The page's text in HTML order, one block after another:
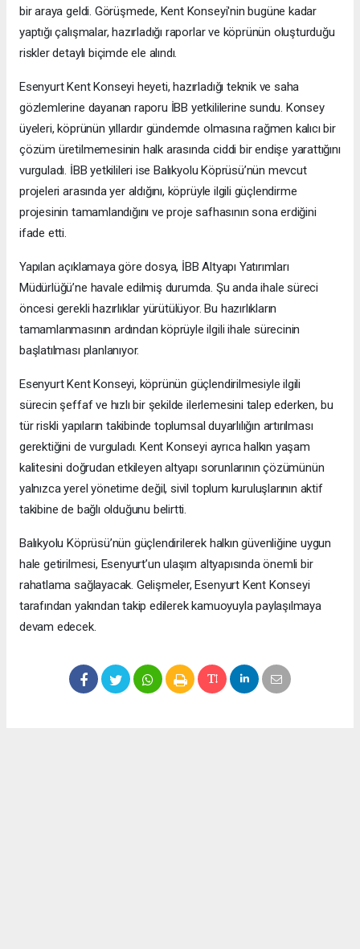
bir araya geldi. Görüşmede, Kent Konseyi'nin bugüne kadar
yaptığı çalışmalar, hazırladığı raporlar ve köprünün oluşturduğu
riskler detaylı biçimde ele alındı.
Esenyurt Kent Konseyi heyeti, hazırladığı teknik ve saha
gözlemlerine dayanan raporu İBB yetkililerine sundu. Konsey
üyeleri, köprünün yıllardır gündemde olmasına rağmen kalıcı bir
çözüm üretilmemesinin halk arasında ciddi bir endişe yarattığını
vurguladı. İBB yetkilileri ise Balıkyolu Köprüsü’nün mevcut
projeleri arasında yer aldığını, köprüyle ilgili güçlendirme
projesinin tamamlandığını ve proje safhasının sona erdiğini
ifade etti.
Yapılan açıklamaya göre dosya, İBB Altyapı Yatırımları
Müdürlüğü’ne havale edilmiş durumda. Şu anda ihale süreci
öncesi gerekli hazırlıklar yürütülüyor. Bu hazırlıkların
tamamlanmasının ardından köprüyle ilgili ihale sürecinin
başlatılması planlanıyor.
Esenyurt Kent Konseyi, köprünün güçlendirilmesiyle ilgili
sürecin şeffaf ve hızlı bir şekilde ilerlemesini talep ederken, bu
tür riskli yapıların takibinde toplumsal duyarlılığın artırılması
gerektiğini de vurguladı. Kent Konseyi ayrıca halkın yaşam
kalitesini doğrudan etkileyen altyapı sorunlarının çözümünün
yalnızca yerel yönetime değil, sivil toplum kuruluşlarının aktif
takibine de bağlı olduğunu belirtti.
Balıkyolu Köprüsü’nün güçlendirilerek halkın güvenliğine uygun
hale getirilmesi, Esenyurt’un ulaşım altyapısında önemli bir
rahatlama sağlayacak. Gelişmeler, Esenyurt Kent Konseyi
tarafından yakından takip edilerek kamuoyuyla paylaşılmaya
devam edecek.